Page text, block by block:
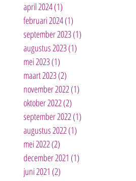
april 2024(1)
februari 2024(1)
september 2023(1)
augustus 2023(1)
mei 2023(1)
maart 2023(2)
november 2022(1)
oktober 2022(2)
september 2022(1)
augustus 2022(1)
mei 2022(2)
december 2021 (1)
juni 2021 (2)